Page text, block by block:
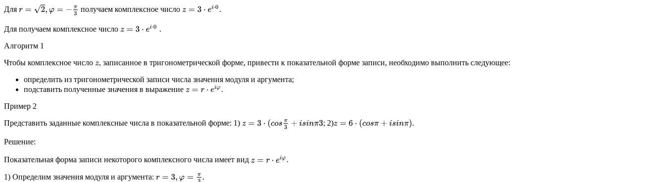
Для r=2, φ=−π 3 получаем комплексное число z=3⋅ ei ⋅0 .
Для получаем комплексное число z=3⋅ ei ⋅0
.
Алгоритм 1
Чтобы комплексное число z, записанное в тригонометрической форме, привести к показательной форме записи, необходимо выполнить следующее:
определить из тригонометрической записи числа значения модуля и аргумента;
подставить полученные значения в выражение z=r⋅ eiφ
.
Пример 2
Представить заданные комплексные числа в показательной форме: 1) z=3⋅ (c o sπ3+isi nπ3 ; 2)z=6⋅ (c o sπ+isin π) .
Решение:
Показательная форма записи некоторого комплексного числа имеет вид z=r⋅ eiφ .
1) Определим значения модуля и аргумента: r=3, φ= π3 .